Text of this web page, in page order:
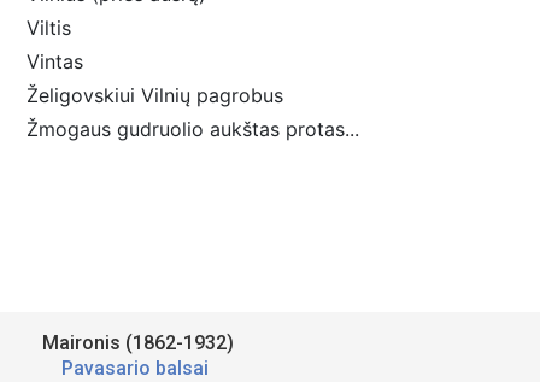
Viltis
Vintas
Želigovskiui Vilnių pagrobus
Žmogaus gudruolio aukštas protas...
Maironis (1862-1932)
Pavasario balsai